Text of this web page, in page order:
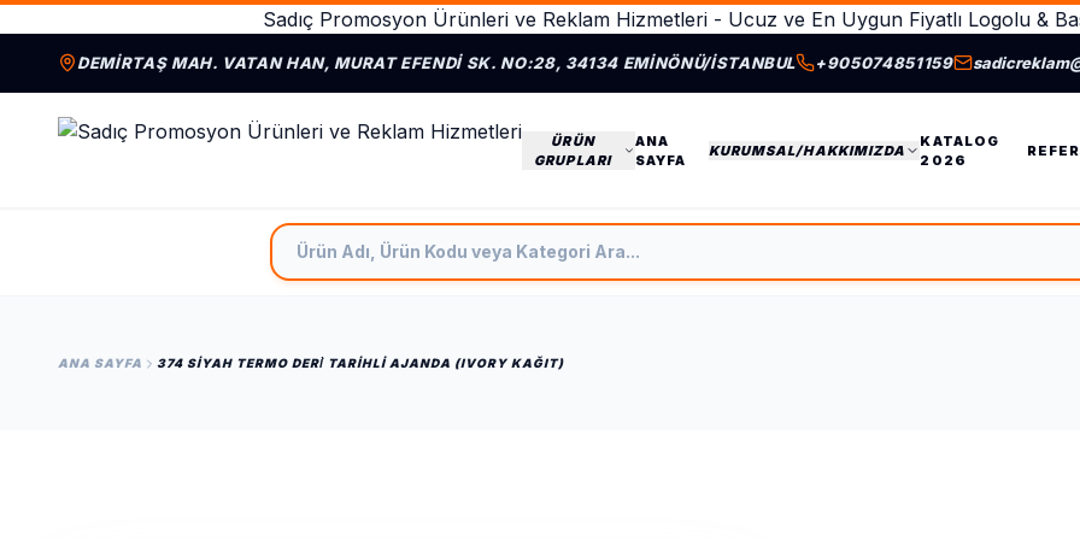
Sadıç Promosyon Ürünleri ve Reklam Hizmetleri - Ucuz ve En Uygun Fiyatlı Logolu &
DEMIRTAŞ MAH. VATAN HAN, MURAT EFENDI SK. NO:28, 34134 EMINÖNÜ/İSTANBUL +905074851159
ÜRÜN
GRUPLARI
ANA
SAYFA
KURUMSAL/HAKKIMIZDA
KATALOG
2026
Ürün Adı, Ürün Kodu veya Kategori Ara
ANA SAYFA 374 SIYAH TERMO DERİ TARIHLI AJANDA (IVORY KAĞIT)